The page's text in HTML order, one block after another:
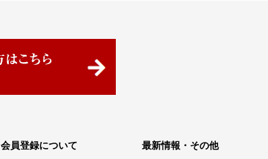
会員登録について
最新情報・その他